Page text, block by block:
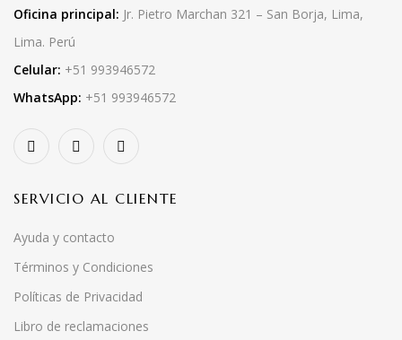
Oficina principal: Jr. Pietro Marchan 321 – San Borja, Lima,
Lima. Perú
Celular: +51 993946572
WhatsApp: +51 993946572
SERVICIO AL CLIENTE
Ayuda y contacto
Términos y Condiciones
Políticas de Privacidad
Libro de reclamaciones